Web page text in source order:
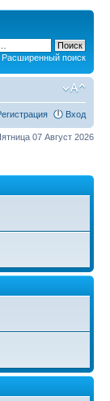
Расширенный поиск
Вход
07 Август 2026